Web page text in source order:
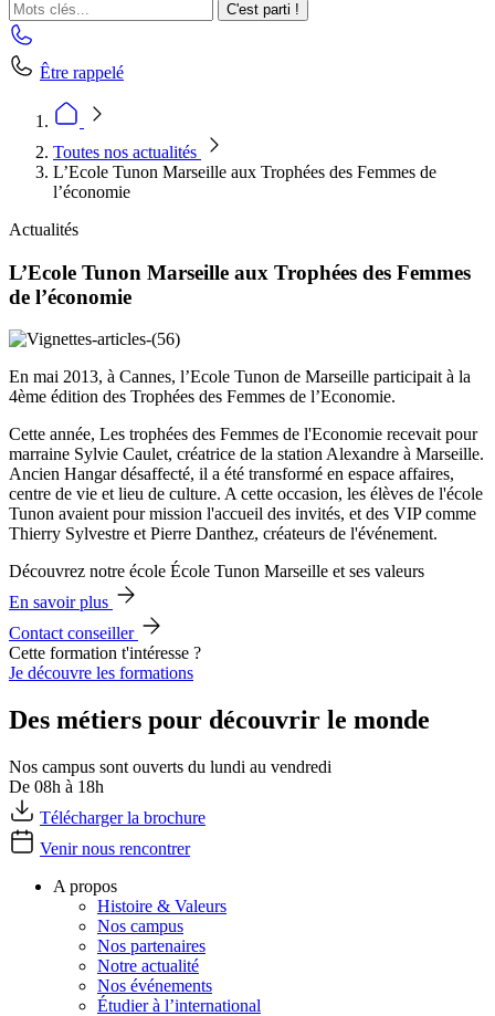
C'est parti !
Être rappelé
Toutes nos actualités
L’Ecole Tunon Marseille aux Trophées des Femmes de
l’économie
Actualités
L’Ecole Tunon Marseille aux Trophées des Femmes
de l’économie
En mai 2013, à Cannes, l’Ecole Tunon de Marseille participait à la
4ème édition des Trophées des Femmes de l’Economie.
Cette année, Les trophées des Femmes de l'Economie recevait pour
marraine Sylvie Caulet, créatrice de la station Alexandre à Marseille.
Ancien Hangar désaffecté, il a été transformé en espace affaires,
centre de vie et lieu de culture. A cette occasion, les élèves de l'école
Tunon avaient pour mission l'accueil des invités, et des VIP comme
Thierry Sylvestre et Pierre Danthez, créateurs de l'événement.
Découvrez notre école École Tunon Marseille et ses valeurs
En savoir plus
Contact conseiller
Cette formation t'intéresse ?
Je découvre les formations
Des métiers pour découvrir le monde
Nos campus sont ouverts du lundi au vendredi
De 08h à 18h
Télécharger la brochure
Venir nous rencontrer
A propos
Histoire & Valeurs
Nos campus
Nos partenaires
Notre actualité
Nos événements
Étudier à l’international